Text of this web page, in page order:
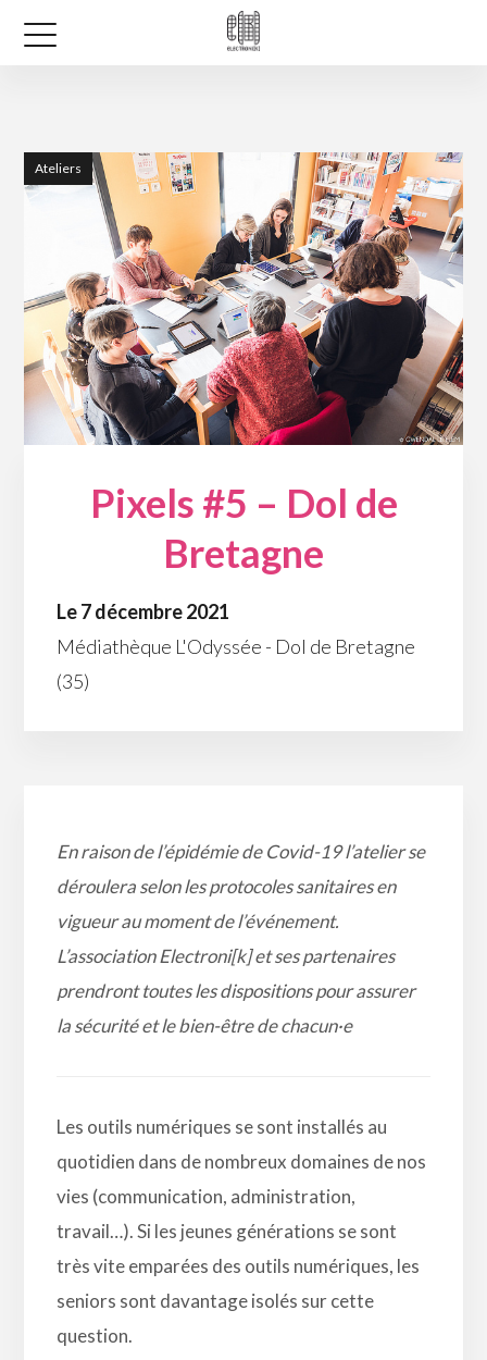
Ateliers
Pixels #5 – Dol de
Bretagne
Le 7 décembre 2021
Médiathèque L'Odyssée - Dol de Bretagne
(35)
En raison de l’épidémie de Covid-19 l’atelier se
déroulera selon les protocoles sanitaires en
vigueur au moment de l’événement.
L’association Electroni[k] et ses partenaires
prendront toutes les dispositions pour assurer
la sécurité et le bien-être de chacun·e
Les outils numériques se sont installés au
quotidien dans de nombreux domaines de nos
vies (communication, administration,
travail…). Si les jeunes générations se sont
très vite emparées des outils numériques, les
seniors sont davantage isolés sur cette
question.